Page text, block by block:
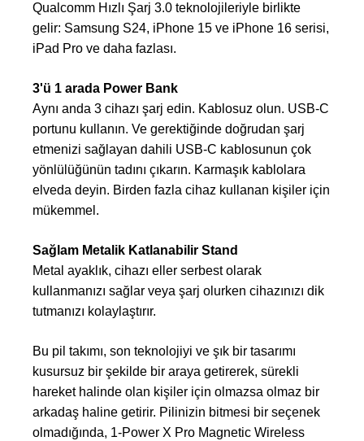
Qualcomm Hızlı Şarj 3.0 teknolojileriyle birlikte
gelir: Samsung S24, iPhone 15 ve iPhone 16 serisi,
iPad Pro ve daha fazlası.
3'ü 1 arada Power Bank
Aynı anda 3 cihazı şarj edin. Kablosuz olun. USB-C
portunu kullanın. Ve gerektiğinde doğrudan şarj
etmenizi sağlayan dahili USB-C kablosunun çok
yönlülüğünün tadını çıkarın. Karmaşık kablolara
elveda deyin. Birden fazla cihaz kullanan kişiler için
mükemmel.
Sağlam Metalik Katlanabilir Stand
Metal ayaklık, cihazı eller serbest olarak
kullanmanızı sağlar veya şarj olurken cihazınızı dik
tutmanızı kolaylaştırır.
Bu pil takımı, son teknolojiyi ve şık bir tasarımı
kusursuz bir şekilde bir araya getirerek, sürekli
hareket halinde olan kişiler için olmazsa olmaz bir
arkadaş haline getirir. Pilinizin bitmesi bir seçenek
olmadığında, 1-Power X Pro Magnetic Wireless